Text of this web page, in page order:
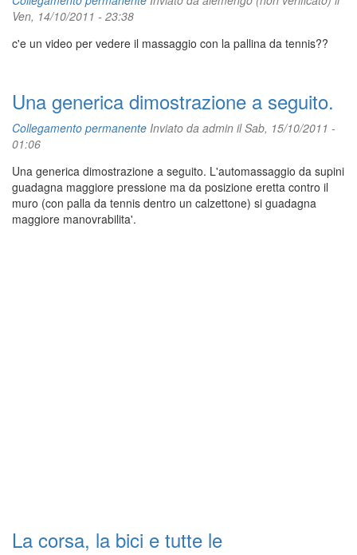
Ven, 14/10/2011 - 23:38
c'e un video per vedere il massaggio con la pallina da tennis??
Una generica dimostrazione a seguito.
Collegamento permanente Inviato da admin il Sab, 15/10/2011 -
01:06
Una generica dimostrazione a seguito. L'automassaggio da supini
guadagna maggiore pressione ma da posizione eretta contro il
muro (con palla da tennis dentro un calzettone) si guadagna
maggiore manovrabilita'.
La corsa, la bici e tutte le